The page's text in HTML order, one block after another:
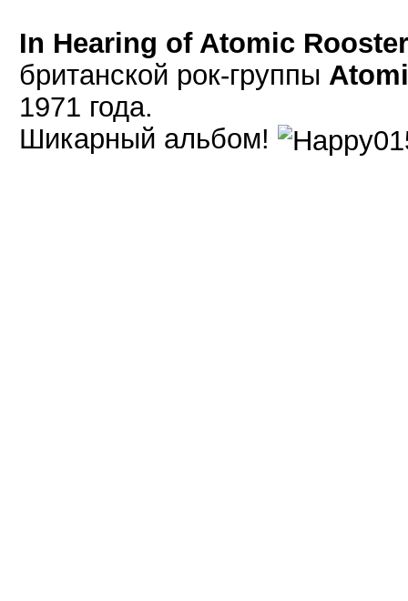
In Hearing of Atomic Rooster
британской рок-группы
1971 года.
Шикарный альбом!